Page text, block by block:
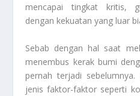
mencapai tingkat kritis,
dengan kekuatan yang luar
Sebab dengan hal saat
menembus kerak bumi
pernah terjadi
jenis faktor-faktor seperti